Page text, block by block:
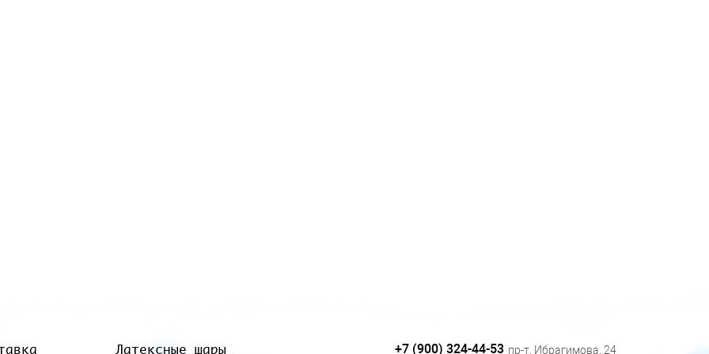
Латексные шары +7 (900) 324-44-53 пр-т. Ибрагимова, 24